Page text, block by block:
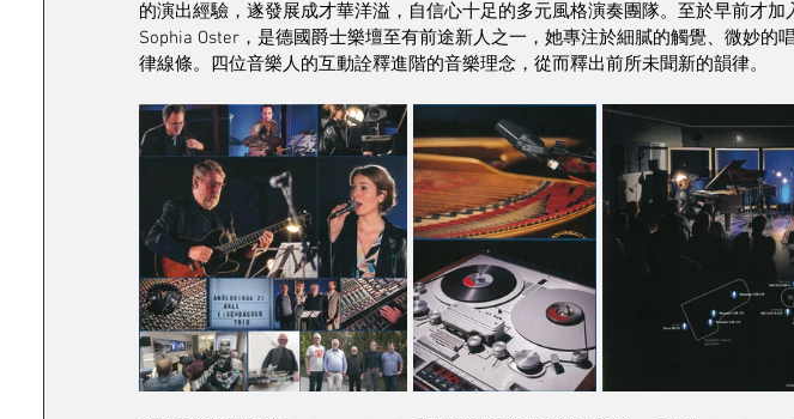
的演出經驗，遂發展成才華洋溢，自信心十足的多元風格演奏團隊。至於早前才加
Sophia Oster，是德國爵士樂壇至有前途新人之一，她專注於細膩的觸覺、微妙的
律線條。四位音樂人的互動詮釋進階的音樂理念，從而釋出前所未聞新的韻律。